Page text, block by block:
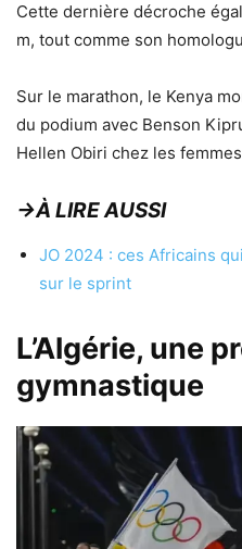
Cette dernière décroche
m, tout comme son
Sur le marathon, le Kenya
du podium avec Benson
Hellen Obiri chez les
→À LIRE AUSSI
JO 2024 : ces Africains
sur le sprint
L’Algérie, une
gymnastique